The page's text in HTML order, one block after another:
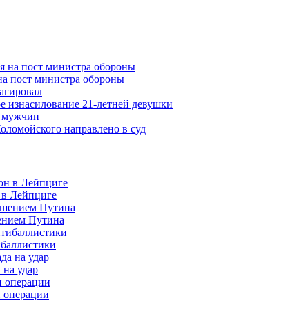
пост министра обороны
изнасилование 21-летней девушки
мужчин
направлено в суд
Лейпциге
Путина
удар